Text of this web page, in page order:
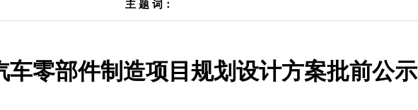
主 题 词：
车零部件制造项目规划设计方案批前公示